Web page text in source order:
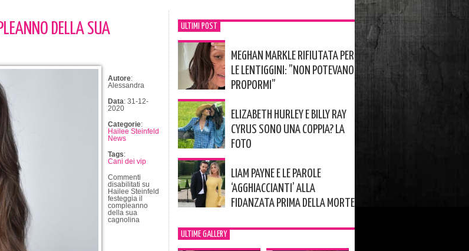
DELLA SUA
Autore:
Alessandra
Data: 31-12-
2020
Categorie:
Hailee Steinfeld
News
Tags:
Cani dei vip
Commenti
disabilitati su
Hailee Steinfeld
festeggia il
compleanno
della sua
cagnolina
ULTIMI POST
MEGHAN MARKLE RIFIUTATA PER
LE LENTIGGINI: ”NON POTEVANO
PROPORMI”
ELIZABETH HURLEY E BILLY RAY
CYRUS SONO UNA COPPIA? LA
FOTO
LIAM PAYNE E LE PAROLE
‘AGGHIACCIANTI’ ALLA
FIDANZATA PRIMA DELLA MORTE
ULTIME GALLERY